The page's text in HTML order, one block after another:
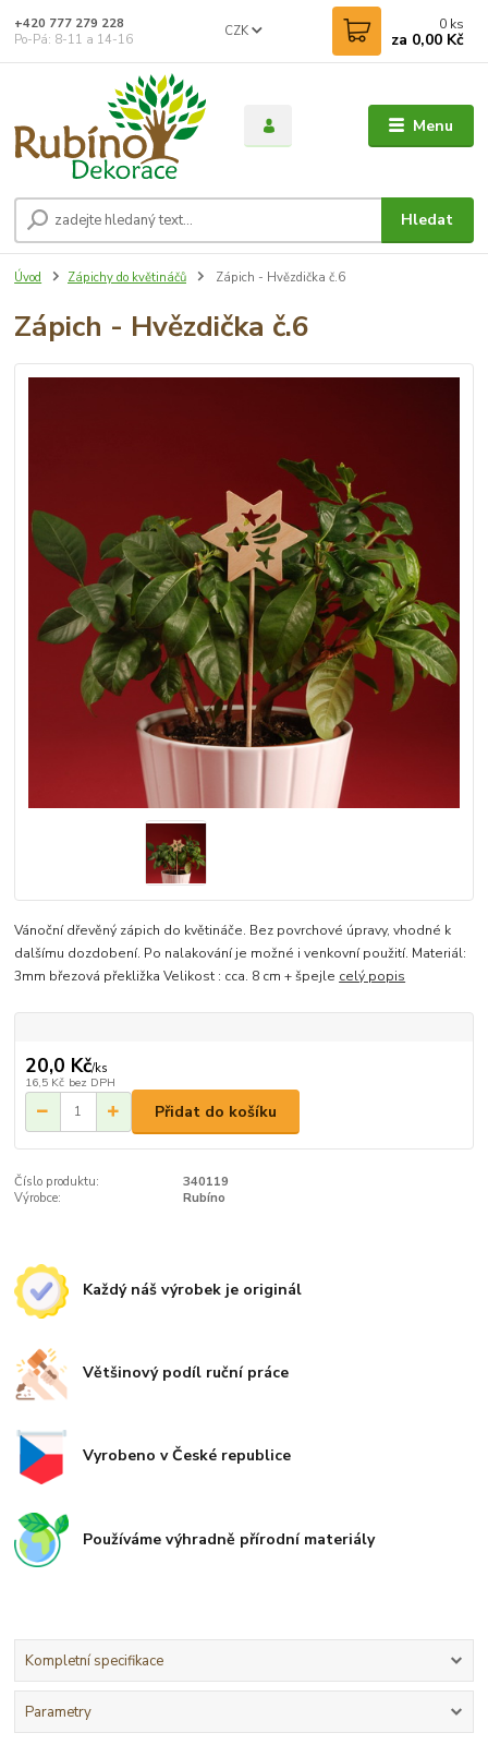
Menu
CZK
Hledat
+420 777 279 228
Po-Pá: 8-11 a 14-16
0 ks
za 0,00 Kč
Úvod Zápichy do květináčů Zápich - Hvězdička č.6
Zápich - Hvězdička č.6
Vánoční dřevěný zápich do květináče. Bez povrchové úpravy, vhodné k
dalšímu dozdobení. Po nalakování je možné i venkovní použití. Materiál:
3mm březová překližka Velikost : cca. 8 cm + špejle celý popis
20,0 Kč/ks
16,5 Kč bez DPH
Přidat do košíku
Číslo produktu:
340119
Výrobce:
Rubíno
Každý náš výrobek je originál
Většinový podíl ruční práce
Vyrobeno v České republice
Používáme výhradně přírodní materiály
Kompletní specifikace
Parametry